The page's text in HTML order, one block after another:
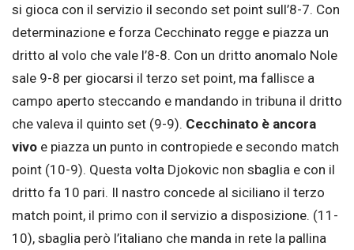
si gioca con il servizio il secondo set point sull’8-7. Con
determinazione e forza Cecchinato regge e piazza un
dritto al volo che vale l’8-8. Con un dritto anomalo Nole
sale 9-8 per giocarsi il terzo set point, ma fallisce a
campo aperto steccando e mandando in tribuna il dritto
che valeva il quinto set (9-9). Cecchinato è ancora
vivo e piazza un punto in contropiede e secondo match
point (10-9). Questa volta Djokovic non sbaglia e con il
dritto fa 10 pari. Il nastro concede al siciliano il terzo
match point, il primo con il servizio a disposizione. (11-
10), sbaglia però l’italiano che manda in rete la pallina